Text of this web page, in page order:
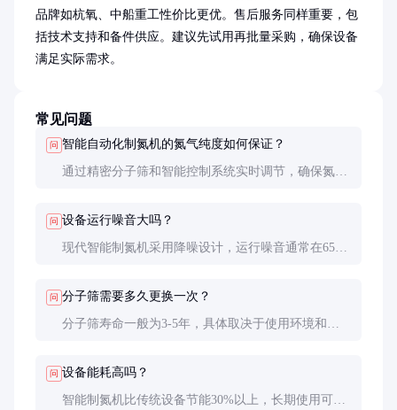
品牌如杭氧、中船重工性价比更优。售后服务同样重要，包
括技术支持和备件供应。建议先试用再批量采购，确保设备
满足实际需求。
常见问题
问 智能自动化制氮机的氮气纯度如何保证？
通过精密分子筛和智能控制系统实时调节，确保氮气
问 设备运行噪音大吗？
现代智能制氮机采用降噪设计，运行噪音通常在65分
问 分子筛需要多久更换一次？
分子筛寿命一般为3-5年，具体取决于使用环境和气
问 设备能耗高吗？
智能制氮机比传统设备节能30%以上，长期使用可显